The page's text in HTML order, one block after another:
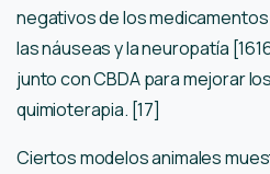
negativos de los
las náuseas y la neuropatía
junto con CBDA para mejorar
quimioterapia. [17]
Ciertos modelos animales